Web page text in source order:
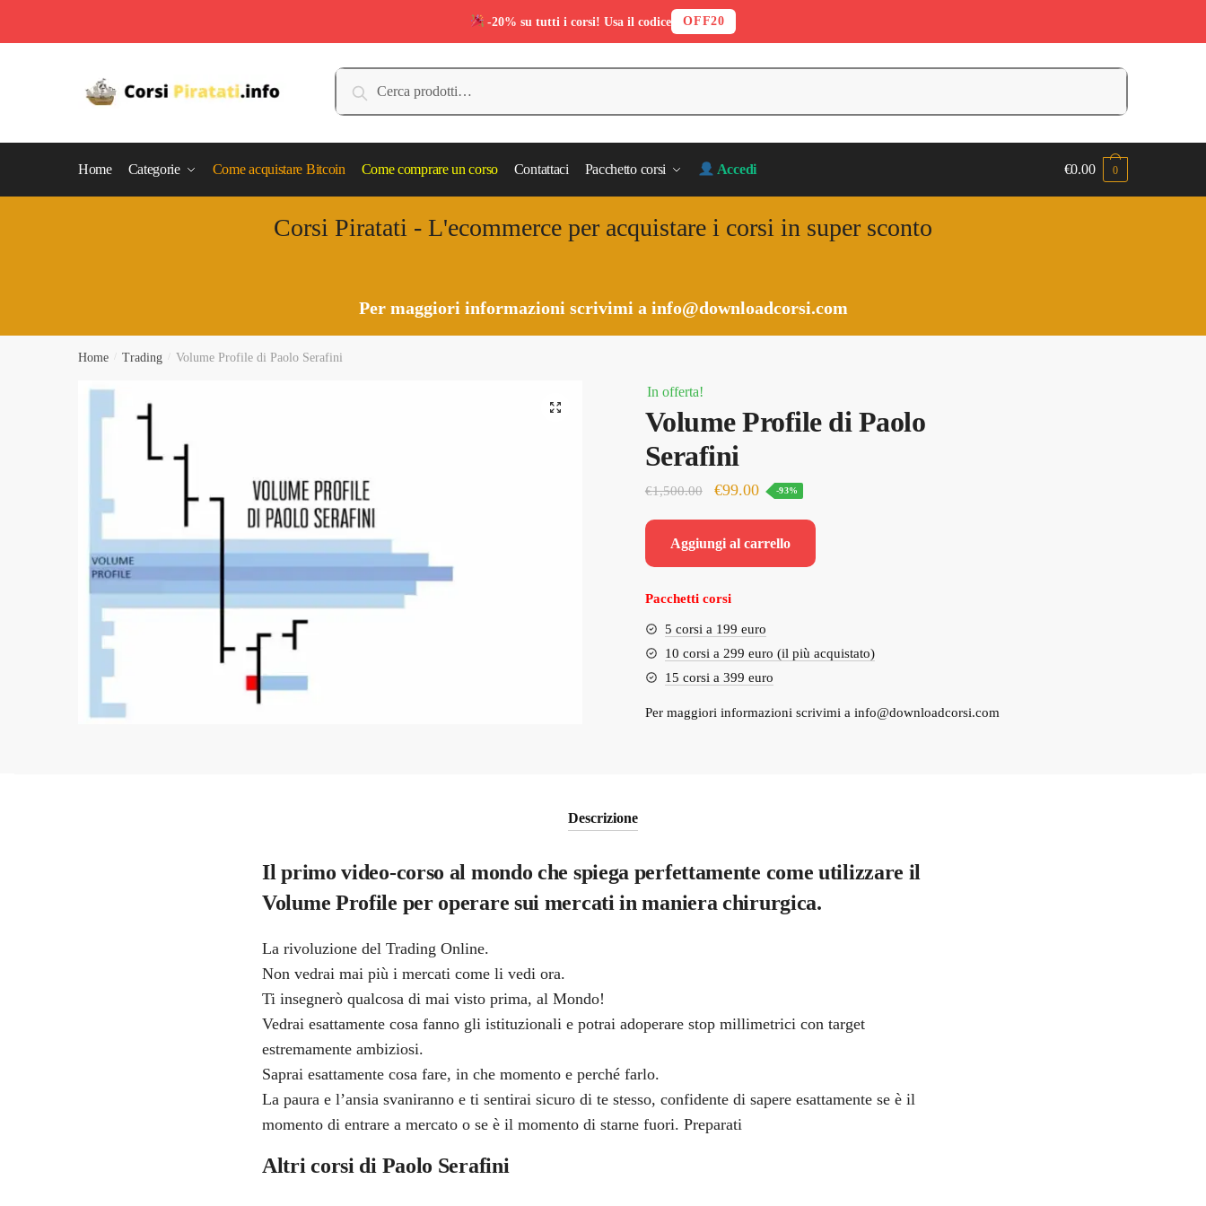
Cerca:
Cerca
Home Categorie Come acquistare Bitcoin Come comprare un corso Contattaci Pacchetto corsi Accedi €0.00 0
Corsi Piratati - L'ecommerce per acquistare i corsi in super sconto
Per maggiori informazioni scrivimi a info@downloadcorsi.com
Home Trading Volume Profile di Paolo Serafini
In offerta!
Volume Profile di Paolo
Serafini
€1,500.00
Il
originale
era:
€1,500.00.
€99.00Il
attuale
è:
-93%
Aggiungi al carrello
Pacchetti corsi
5 corsi a 199 euro
10 corsi a 299 euro (il più acquistato)
15 corsi a 399 euro
Per maggiori informazioni scrivimi a info@downloadcorsi.com
Descrizione
Il primo video-corso al mondo che spiega perfettamente come utilizzare il
Volume Profile per operare sui mercati in maniera chirurgica.
La rivoluzione del Trading Online.
Non vedrai mai più i mercati come li vedi ora.
Ti insegnerò qualcosa di mai visto prima, al Mondo!
Vedrai esattamente cosa fanno gli istituzionali e potrai adoperare stop millimetrici con target
estremamente ambiziosi.
Saprai esattamente cosa fare, in che momento e perché farlo.
La paura e l’ansia svaniranno e ti sentirai sicuro di te stesso, confidente di sapere esattamente se è il
momento di entrare a mercato o se è il momento di starne fuori. Preparati
Altri corsi di Paolo Serafini
-20% su tutti i corsi! Usa il codice OFF20